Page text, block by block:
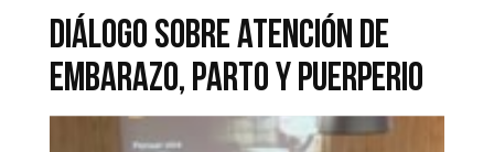
DIÁLOGO SOBRE ATENCIÓN DE
EMBARAZO, PARTO Y PUERPERIO